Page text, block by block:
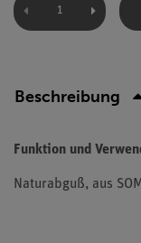
Beschreibung
Funktion und
Naturabguß, aus